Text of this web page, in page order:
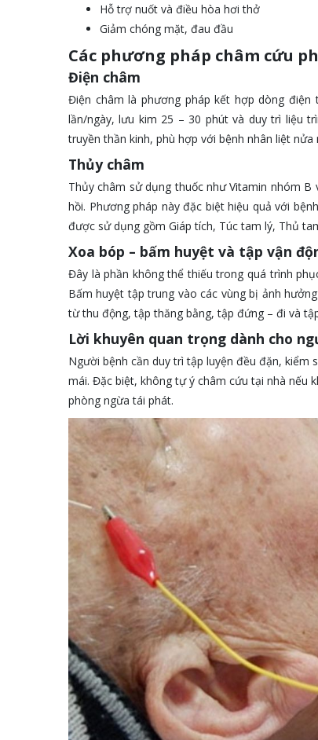
Hỗ trợ nuốt và điều hòa hơi thở
Giảm chóng mặt, đau đầu
Các phương pháp châm cứu
Điện châm
Điện châm là phương pháp kết hợp dòng
lần/ngày, lưu kim 25 – 30 phút và duy trì liệu
truyền thần kinh, phù hợp với bệnh nhân liệt nửa
Thủy châm
Thủy châm sử dụng thuốc như Vitamin nhóm
hồi. Phương pháp này đặc biệt hiệu quả với
được sử dụng gồm Giáp tích, Túc tam lý, Thủ
Xoa bóp – bấm huyệt và tập vận
Đây là phần không thể thiếu trong quá trình
Bấm huyệt tập trung vào các vùng bị ảnh
từ thu động, tập thăng bằng, tập đứng – đi và
Lời khuyên quan trọng dành cho
Người bệnh cần duy trì tập luyện đều đặn,
mái. Đặc biệt, không tự ý châm cứu tại nhà nếu
phòng ngừa tái phát.